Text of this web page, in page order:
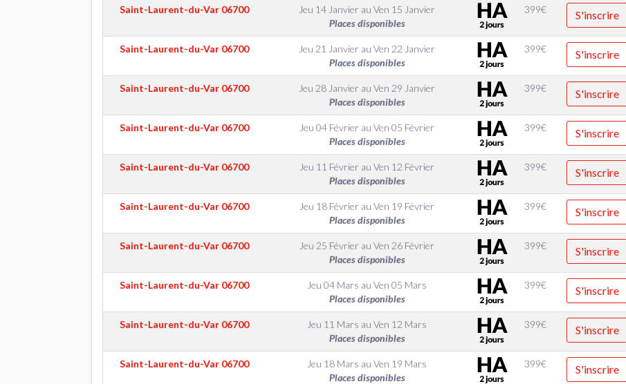
Saint-Laurent-du-Var 06700 Jeu 14 Janvier au Ven 15 Janvier
Places disponibles
399€ S'inscrire
Saint-Laurent-du-Var 06700 Jeu 21 Janvier au Ven 22 Janvier
Places disponibles
399€ S'inscrire
Saint-Laurent-du-Var 06700 Jeu 28 Janvier au Ven 29 Janvier
Places disponibles
399€ S'inscrire
Saint-Laurent-du-Var 06700 Jeu 04 Février au Ven 05 Février
Places disponibles
399€ S'inscrire
Saint-Laurent-du-Var 06700 Jeu 11 Février au Ven 12 Février
Places disponibles
399€ S'inscrire
Saint-Laurent-du-Var 06700 Jeu 18 Février au Ven 19 Février
Places disponibles
399€ S'inscrire
Saint-Laurent-du-Var 06700 Jeu 25 Février au Ven 26 Février
Places disponibles
399€ S'inscrire
Saint-Laurent-du-Var 06700 Jeu 04 Mars au Ven 05 Mars
Places disponibles
399€ S'inscrire
Saint-Laurent-du-Var 06700 Jeu 11 Mars au Ven 12 Mars
Places disponibles
399€ S'inscrire
Saint-Laurent-du-Var 06700 Jeu 18 Mars au Ven 19 Mars
Places disponibles
399€ S'inscrire